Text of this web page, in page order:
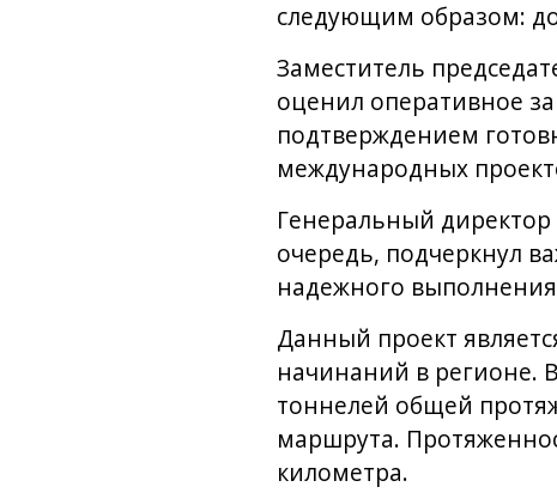
следующим образом:
Заместитель
оценил оперативное
подтверждением
международных
Генеральный
очередь, подчеркнул
надежного выполнения
Данный проект
начинаний в регионе.
тоннелей общей
маршрута.
километра.